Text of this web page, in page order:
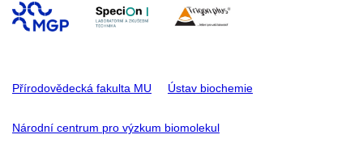
Přírodovědecká fakulta MU Ústav biochemie
Národní centrum pro výzkum biomolekul